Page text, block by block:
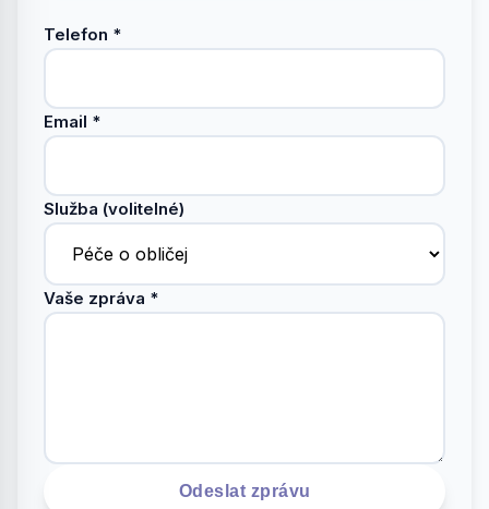
Telefon *
Email *
Služba (volitelné)
Vaše zpráva *
Odeslat zprávu